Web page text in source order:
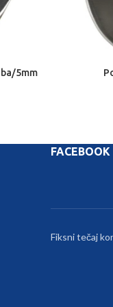
5mm
FACEBOOK
Fiksni tečaj